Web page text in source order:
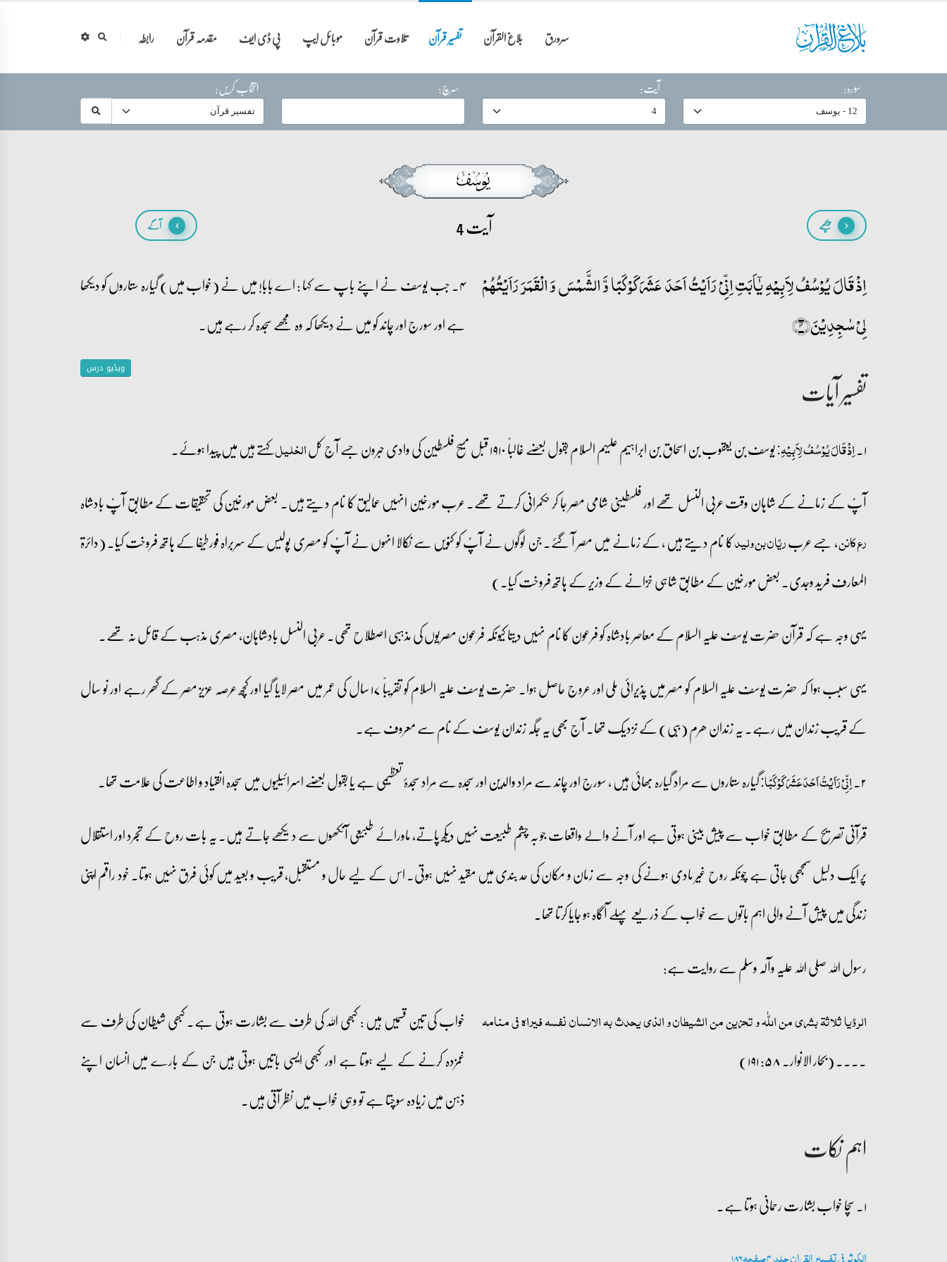
سرورق بلاغ القرآن تفسیر قرآن تلاوت قرآن موبائل ایپ پی ڈی ایف مقدمہ قرآن
رابطہ
سورہ:
آیت: سرچ: انتخاب کریں:
پیچھے آیت 4 آگے
اِذۡ قَالَ یُوۡسُفُ لِاَبِیۡہِ یٰۤاَبَتِ اِنِّیۡ رَاَیۡتُ اَحَدَ عَشَرَ کَوۡکَبًا وَّ الشَّمۡسَ وَ الۡقَمَرَ رَاَیۡتُہُمۡ
لِیۡ سٰجِدِیۡنَ﴿۴﴾
۴۔ جب یوسف نے اپنے باپ سے کہا : اے بابا! میں نے (خواب میں) گیارہ ستاروں کو دیکھا
ہے اور سورج اور چاند کو میں نے دیکھا کہ وہ مجھے سجدہ کر رہے ہیں۔
ویڈیو درس تفسیر آیات
۱۔ اِذۡ قَالَ یُوۡسُفُ لِاَبِیۡہِ:یوسف بن یعقوب بن اسحاق بن ابراہیم علیہم السلام بقول بعضے غالباً ۱۹۱۰ قبل مسیح فلسطین کی وادی حبرون جسے آج کل الخلیلکہتے ہیں میں پیدا ہوئے۔
آپؑ کے زمانے کے شاہان وقت عربی النسل تھے اور فلسطینی شامی مصر جا کر حکمرانی کرتے تھے۔ عرب مورخین انہیں عمالیق کا نام دیتے ہیں۔ بعض مورخین کی تحقیقات کے مطابق آپؑ بادشاہ
رع کانن، جسے عربریّان بن ولیدکا نام دیتے ہیں ، کے زمانے میں مصر آ گئے۔ جن لوگوں نے آپؑ کو کنویں سے نکالا انہوں نے آپؑ کو مصری پولیس کے سربراہ فورطیفا کے ہاتھ فروخت کیا۔ (دائرۃ
المعارف فرید وجدی۔ بعض مورخین کے مطابق شاہی خزانے کے وزیر کے ہاتھ فروخت کیا۔)
یہی وجہ ہے کہ قرآن حضرت یوسف علیہ السلام کے معاصر بادشاہ کو فرعون کا نام نہیں دیتا کیونکہ فرعون مصریوں کی مذہبی اصطلاح تھی۔ عربی النسل بادشاہان، مصری مذہب کے قائل نہ تھے۔
یہی سبب ہوا کہ حضرت یوسف علیہ السلام کو مصر میں پذیرائی ملی اور عروج حاصل ہوا۔ حضرت یوسف علیہ السلام کو تقریباً ۱۷ سال کی عمر میں مصر لایا گیا اور کچھ عرصہ عزیز مصر کے گھر رہے اور نو سال
کے قریب زندان میں رہے۔ یہ زندان ھرم (ببی) کے نزدیک تھا۔ آج بھی یہ جگہ زندان یوسف کے نام سے معروف ہے۔
۲۔ اِنِّیۡ رَاَیۡتُ اَحَدَعَشَرَ کَوۡکَبًا:گیارہ ستاروں سے مراد گیارہ بھائی ہیں ، سورج اور چاند سے مراد والدین اور سجدہ سے مراد سجدۂ تعظیمی ہے یا بقول بعضے اسرائیلیوں میں سجدہ انقیاد و اطاعت کی علامت تھا۔
قرآنی تصریح کے مطابق خواب سے پیش بینی ہوتی ہے اور آنے والے واقعات جو بہ چشم طبیعت نہیں دیکھ پاتے، ماورائے طبیعی آنکھوں سے دیکھے جاتے ہیں۔ یہ بات روح کے تجرد اور استقلال
پر ایک دلیل سمجھی جاتی ہے چونکہ روح غیر مادی ہونے کی وجہ سے زمان و مکان کی حد بندی میں مقید نہیں ہوتی۔ اس کے لیے حال و مستقبل، قریب و بعید میں کوئی فرق نہیں ہوتا۔ خود راقم اپنی
زندگی میں پیش آنے والی اہم باتوں سے خواب کے ذریعے پہلے آگاہ ہو جایا کرتا تھا۔
رسول اللہ صلی اللہ علیہ وآلہ وسلم سے روایت ہے:
الرؤیا ثلاثۃ بشری من اللّٰہ و تحزین من الشیطان و الذی یحدث بہ الانسان نفسہ فیراہ فی منامہ
۔۔۔۔ (بحار الانوار۔ ۵۸: ۱۹۱)
خواب کی تین قسمیں ہیں : کبھی اللہ کی طرف سے بشارت ہوتی ہے۔ کبھی شیطان کی طرف سے
غمزدہ کرنے کے لیے ہوتا ہے اور کبھی ایسی باتیں ہوتی ہیں جن کے بارے میں انسان اپنے
ذہن میں زیادہ سوچتا ہے تو وہی خواب میں نظر آتی ہیں۔
اہم نکات
۱۔ سچا خواب بشارت رحمانی ہوتا ہے۔